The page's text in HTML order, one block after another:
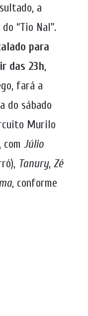
a
“Tio Nal”.
para
das 23h,
fará a
do sábado
Murilo
comJúlio
Tanury,Zé
, conforme